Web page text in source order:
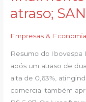
atraso;
Empresas & Economia
Resumo do Ibovespa
após um atraso de
alta de 0,63%,
comercial também
Vivo:
finalmente
sobe,
atraso;